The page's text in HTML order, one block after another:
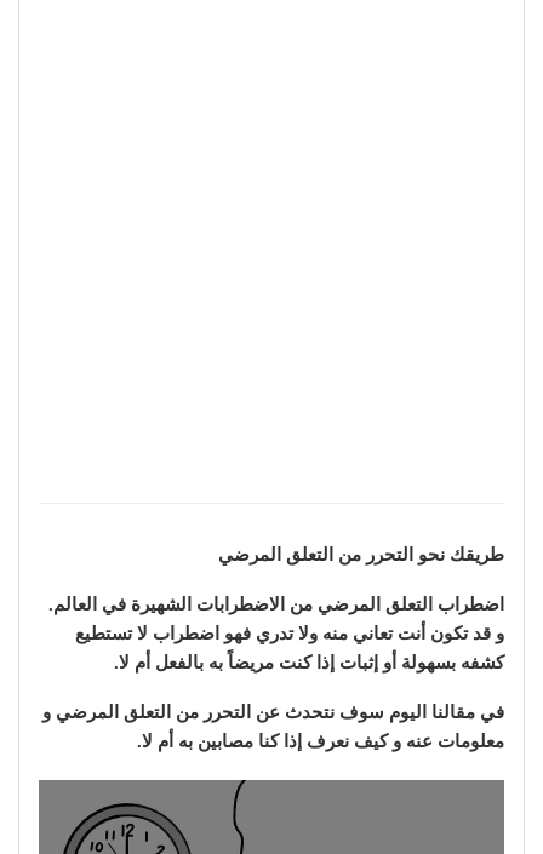
طريقك نحو التحرر من التعلق المرضي
اضطراب التعلق المرضي من الاضطرابات الشهيرة في العالم.
و قد تكون أنت تعاني منه ولا تدري فهو اضطراب لا تستطيع
كشفه بسهولة أو إثبات إذا كنت مريضاً به بالفعل أم لا.
في مقالنا اليوم سوف نتحدث عن التحرر من التعلق المرضي و
معلومات عنه و كيف نعرف إذا كنا مصابين به أم لا.